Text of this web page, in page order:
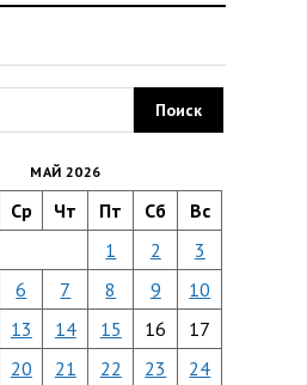
МАЙ 2026
Ср Чт Пт Сб Вс
1 2
3
6 7 8 9
10
13 14 15 16
17
20 21 22 23
24